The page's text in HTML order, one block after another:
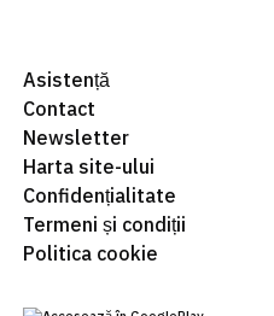
Asistență
Contact
Newsletter
Harta site-ului
Confidențialitate
Termeni și condiții
Politica cookie